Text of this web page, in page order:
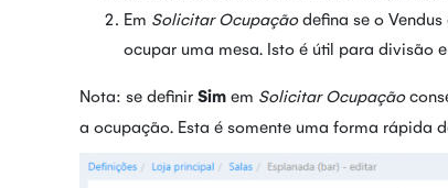
Em Solicitar Ocupaçãodefina se o
ocupar uma mesa. Isto é útil para divisão
Nota: se definir Sim em Solicitar Ocupação
a ocupação. Esta é somente uma forma rápida